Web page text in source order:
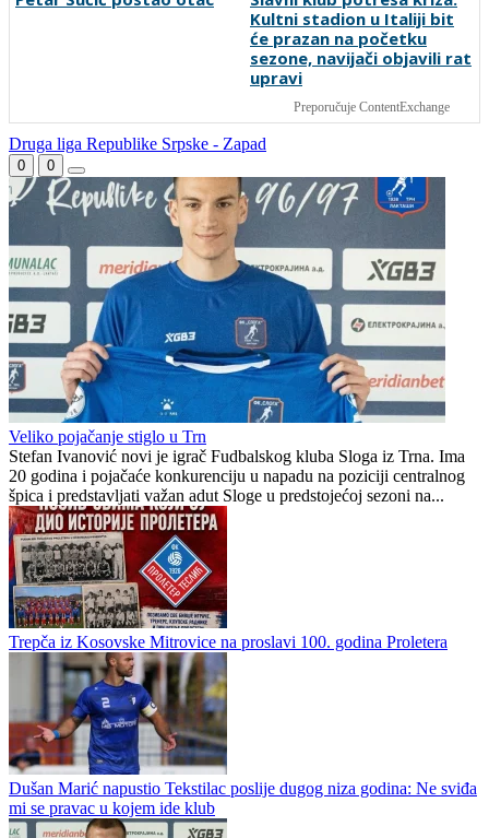
Ćurdo se vratio među
Plemiće
Novi poraz Prijedorčana u
Sloveniji
Petar Sučić postao otac
Slavni klub potresa kriza:
Kultni stadion u Italiji bit
će prazan na početku
sezone, navijači objavili rat
upravi
Preporučuje ContentExchange
Druga liga Republike Srpske - Zapad
0 0
Veliko pojačanje stiglo u Trn
Stefan Ivanović novi je igrač Fudbalskog kluba Sloga iz Trna. Ima
20 godina i pojačaće konkurenciju u napadu na poziciji centralnog
špica i predstavljati važan adut Sloge u predstojećoj sezoni na...